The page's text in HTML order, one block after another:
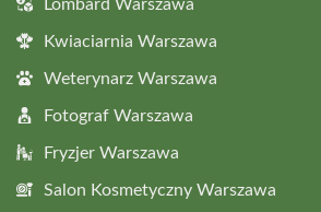
Lombard Warszawa
Kwiaciarnia Warszawa
Weterynarz Warszawa
Fotograf Warszawa
Fryzjer Warszawa
Salon Kosmetyczny Warszawa